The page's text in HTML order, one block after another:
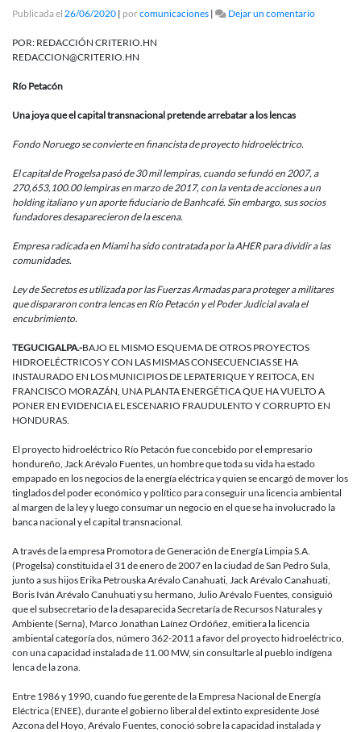
Publicada el 26/06/2020 | porcomunicaciones | Dejar un comentarioen
POR: REDACCIÓN CRITERIO.HN
REDACCION@CRITERIO.HN
Río Petacón
Una joya que el capital transnacional pretende arrebatar a los lencas
Fondo Noruego se convierte en financista de proyecto hidroeléctrico.
El capital de Progelsa pasó de 30 mil lempiras, cuando se fundó en 2007, a
270,653,100.00 lempiras en marzo de 2017, con la venta de acciones a un
holding italiano y un aporte fiduciario de Banhcafé. Sin embargo, sus socios
fundadores desaparecieron de la escena.
Empresa radicada en Miami ha sido contratada por la AHER para dividir a las
comunidades.
Ley de Secretos es utilizada por las Fuerzas Armadas para proteger a militares
que dispararon contra lencas en Río Petacón y el Poder Judicial avala el
encubrimiento.
TEGUCIGALPA.-BAJO EL MISMO ESQUEMA DE OTROS PROYECTOS
HIDROELÉCTRICOS Y CON LAS MISMAS CONSECUENCIAS SE HA
INSTAURADO EN LOS MUNICIPIOS DE LEPATERIQUE Y REITOCA, EN
FRANCISCO MORAZÁN, UNA PLANTA ENERGÉTICA QUE HA VUELTO A
PONER EN EVIDENCIA EL ESCENARIO FRAUDULENTO Y CORRUPTO EN
HONDURAS.
El proyecto hidroeléctrico Río Petacón fue concebido por el empresario
hondureño, Jack Arévalo Fuentes, un hombre que toda su vida ha estado
empapado en los negocios de la energía eléctrica y quien se encargó de mover los
tinglados del poder económico y político para conseguir una licencia ambiental
al margen de la ley y luego consumar un negocio en el que se ha involucrado la
banca nacional y el capital transnacional.
A través de la empresa Promotora de Generación de Energía Limpia S.A.
(Progelsa) constituida el 31 de enero de 2007 en la ciudad de San Pedro Sula,
junto a sus hijos Erika Petrouska Arévalo Canahuati, Jack Arévalo Canahuati,
Boris Iván Arévalo Canuhuati y su hermano, Julio Arévalo Fuentes, consiguió
que el subsecretario de la desaparecida Secretaría de Recursos Naturales y
Ambiente (Serna), Marco Jonathan Laínez Ordóñez, emitiera la licencia
ambiental categoría dos, número 362-2011 a favor del proyecto hidroeléctrico,
con una capacidad instalada de 11.00 MW, sin consultarle al pueblo indígena
lenca de la zona.
Entre 1986 y 1990, cuando fue gerente de la Empresa Nacional de Energía
Eléctrica (ENEE), durante el gobierno liberal del extinto expresidente José
Azcona del Hoyo, Arévalo Fuentes, conoció sobre la capacidad instalada y